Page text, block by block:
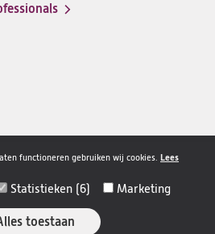
functioneren gebruiken wij cookies. Lees
Statistieken (6)
Marketing
toestaan